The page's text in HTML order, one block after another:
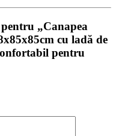
„Canapea
cu ladă de
pentru